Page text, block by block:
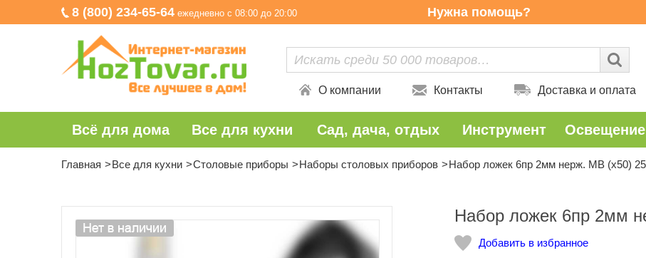
8 (800) 234-65-64 ежедневно с 08:00 до 20:00 Нужна помощь?
О компании Контакты Доставка и оплата
Всё для дома Все для кухни Сад, дача, отдых Инструмент Освещение
Главная Все для кухни Столовые приборы Наборы столовых приборов Набор ложек 6пр 2мм нерж. MB (х50)
Набор ложек 6пр 2мм
Добавить в избранное